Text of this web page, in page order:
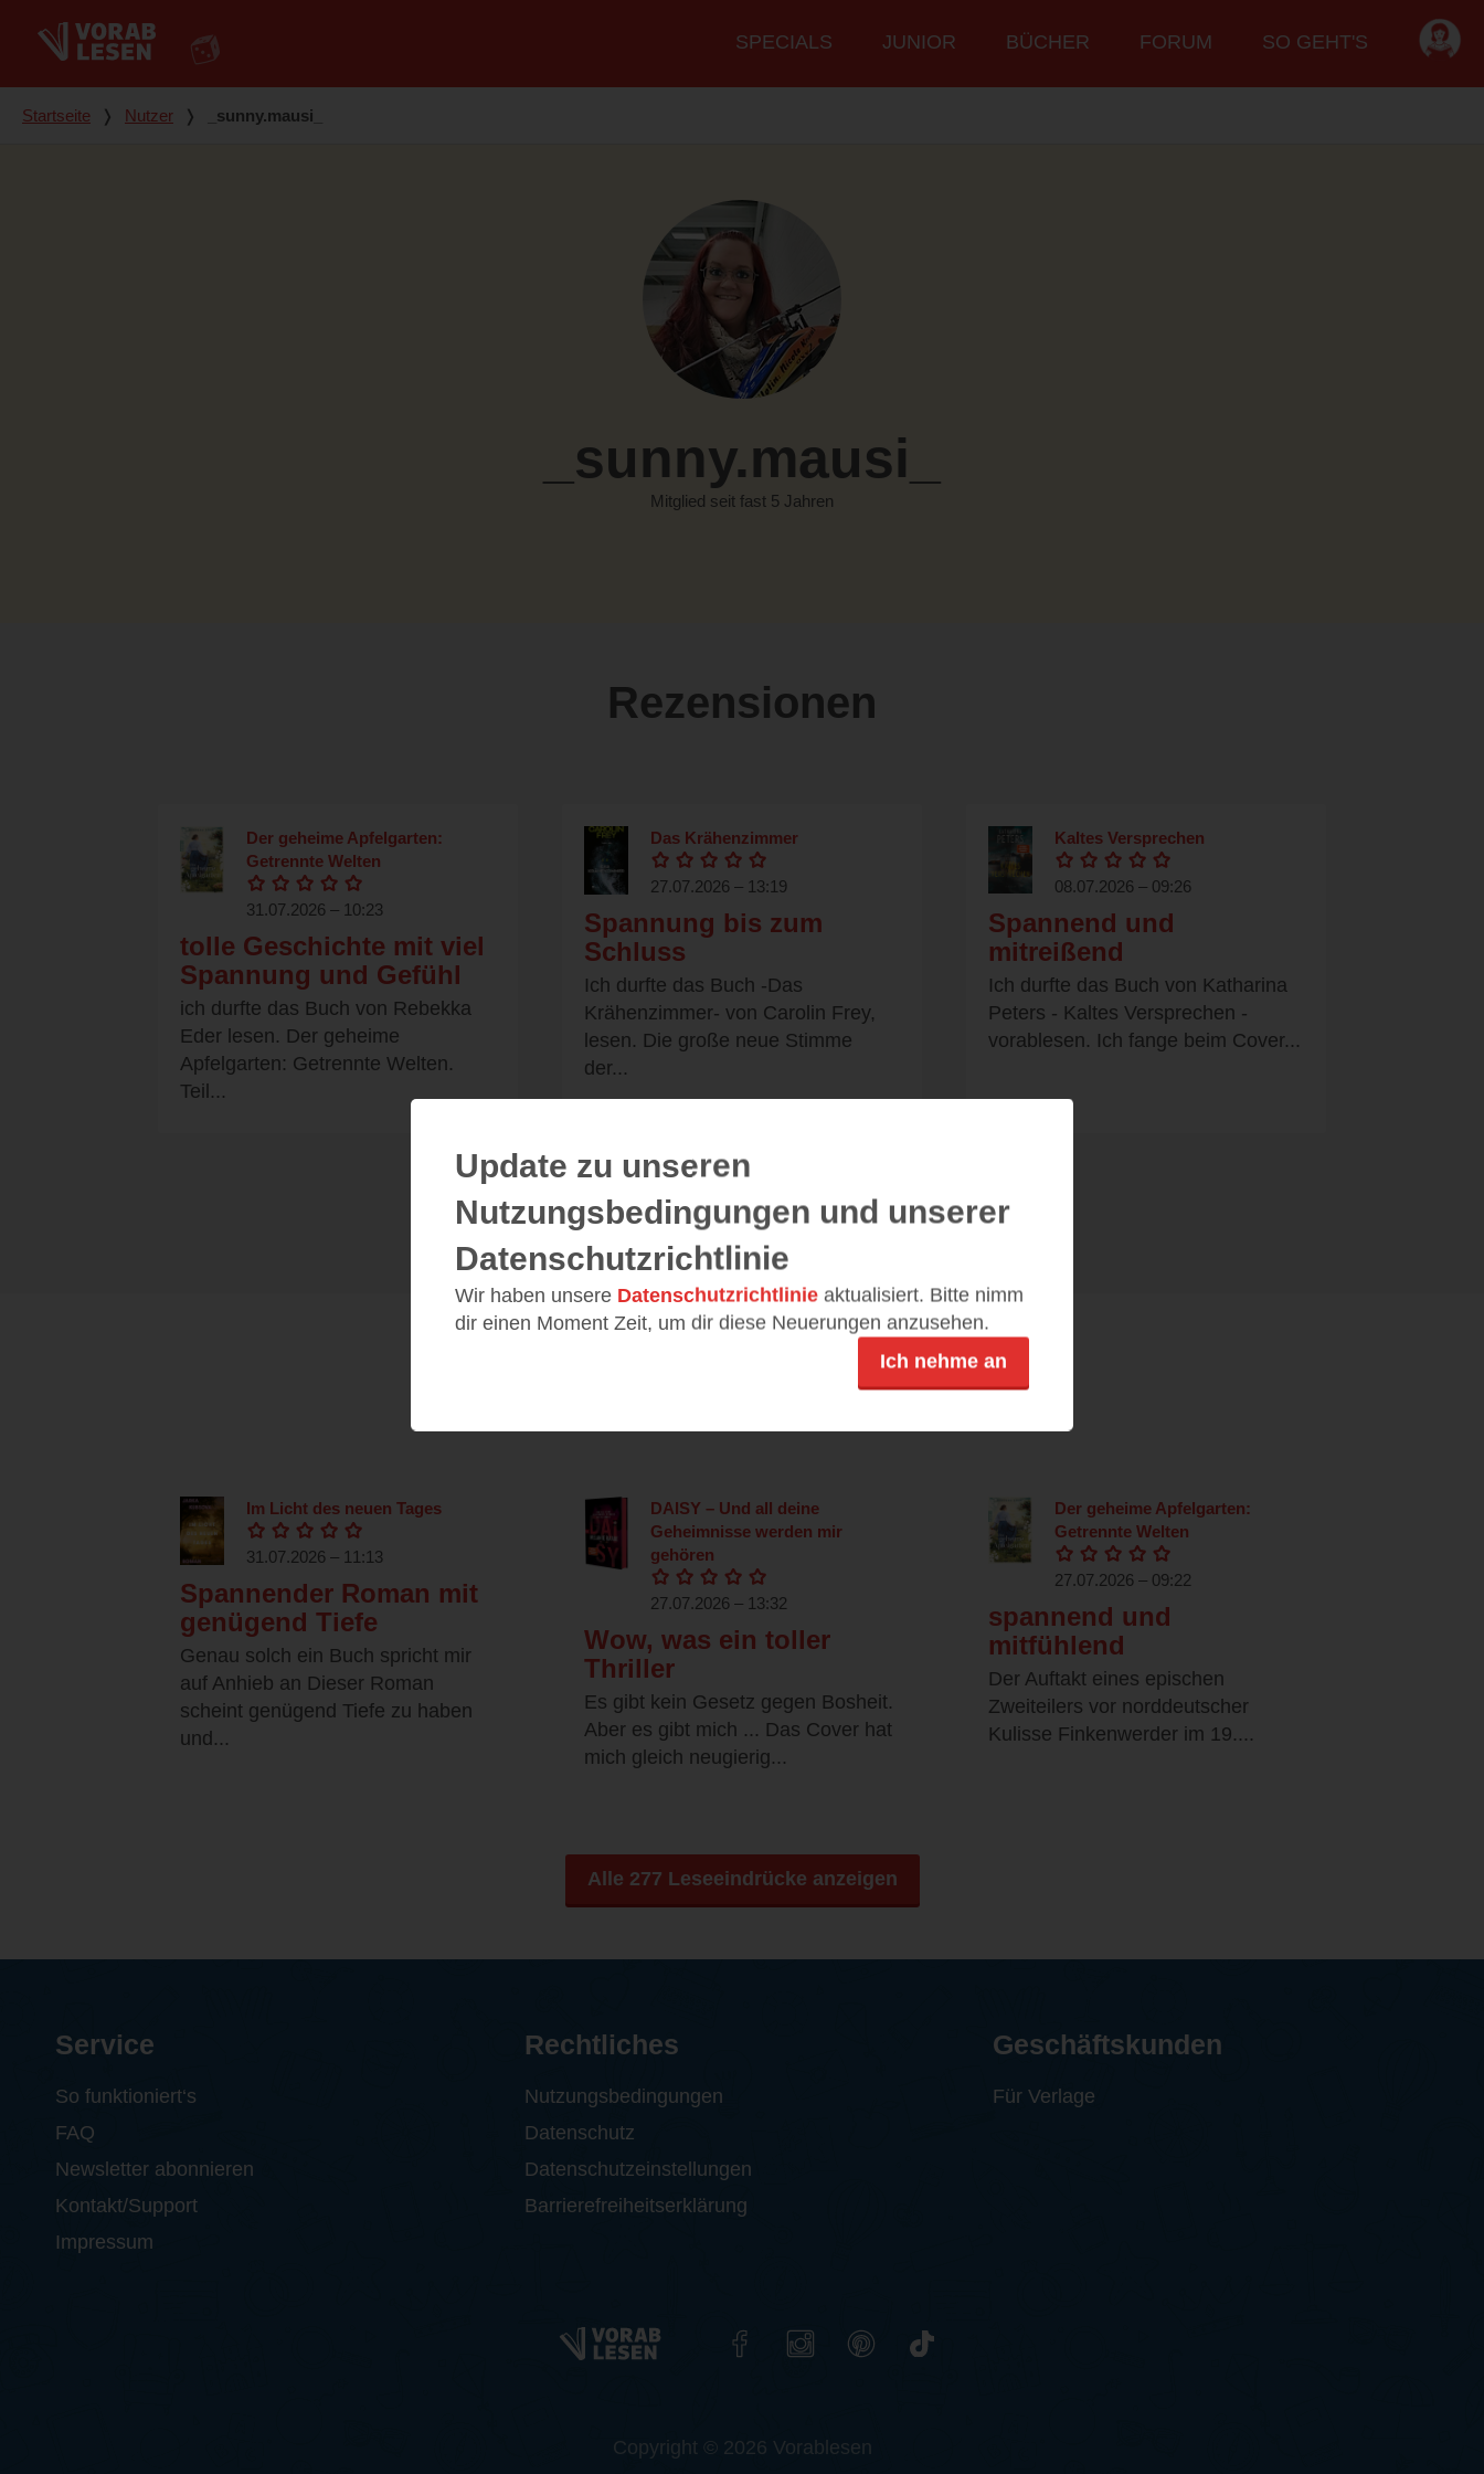
Hauptmenü
SPECIALS JUNIOR BÜCHER FORUM SO GEHT'S
Du bist hier
Startseite ❭ Nutzer ❭ _sunny.mausi_
_sunny.mausi_
Mitglied seit fast 5 Jahren
Rezensionen
Der geheime Apfelgarten:
Getrennte Welten
31.07.2026 – 10:23
tolle Geschichte mit viel
Spannung und Gefühl
ich durfte das Buch von Rebekka
Eder lesen. Der geheime
Apfelgarten: Getrennte Welten.
Teil...
Das Krähenzimmer
27.07.2026 – 13:19
Spannung bis zum
Schluss
Ich durfte das Buch -Das
Krähenzimmer- von Carolin Frey,
lesen. Die große neue Stimme
der...
Kaltes Versprechen
08.07.2026 – 09:26
Spannend und
mitreißend
Ich durfte das Buch von Katharina
Peters - Kaltes Versprechen -
vorablesen. Ich fange beim Cover...
Alle 95 Rezensionen anzeigen
Leseeindrücke
Im Licht des neuen Tages
31.07.2026 – 11:13
Spannender Roman mit
genügend Tiefe
Genau solch ein Buch spricht mir
auf Anhieb an Dieser Roman
scheint genügend Tiefe zu haben
und...
DAISY – Und all deine
Geheimnisse werden mir
gehören
27.07.2026 – 13:32
Wow, was ein toller
Thriller
Es gibt kein Gesetz gegen Bosheit.
Aber es gibt mich ... Das Cover hat
mich gleich neugierig...
Der geheime Apfelgarten:
Getrennte Welten
27.07.2026 – 09:22
spannend und
mitfühlend
Der Auftakt eines epischen
Zweiteilers vor norddeutscher
Kulisse Finkenwerder im 19....
Alle 277 Leseeindrücke anzeigen
Update zu unseren
Nutzungsbedingungen und unserer
Datenschutzrichtlinie
Wir haben unsere Datenschutzrichtlinie aktualisiert. Bitte nimm
dir einen Moment Zeit, um dir diese Neuerungen anzusehen.
Ich nehme an
Service
So funktioniert‘s
FAQ
Newsletter abonnieren
Kontakt/Support
Impressum
Rechtliches
Nutzungsbedingungen
Datenschutz
Datenschutzeinstellungen
Barrierefreiheitserklärung
Geschäftskunden
Für Verlage
Copyright © 2026 Vorablesen